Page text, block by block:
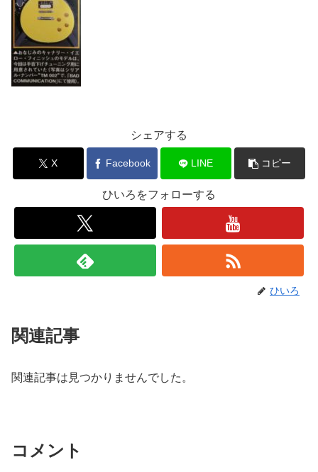
シェアする
X Facebook LINE コピー
ひいろをフォローする
ひいろ
関連記事
関連記事は見つかりませんでした。
コメント